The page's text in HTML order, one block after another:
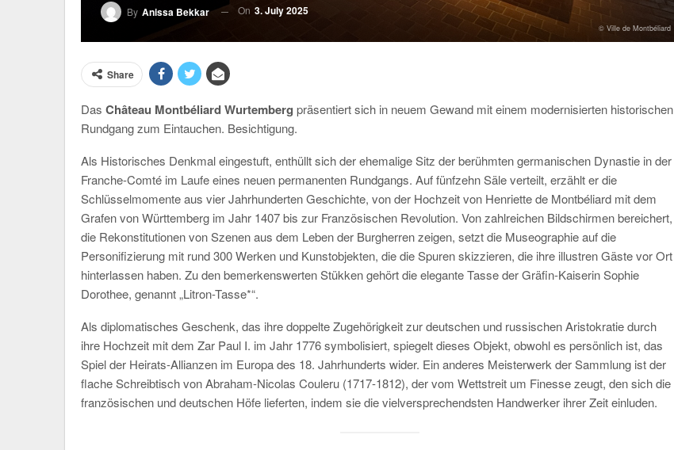
By Anissa Bekkar On 3. July 2025
© Ville de Montbéliard
Share
Das Château Montbéliard Wurtemberg präsentiert sich in neuem Gewand mit einem modernisierten historischen
Rundgang zum Eintauchen. Besichtigung.
Als Historisches Denkmal eingestuft, enthüllt sich der ehemalige Sitz der berühmten germanischen Dynastie in der
Franche-Comté im Laufe eines neuen permanenten Rundgangs. Auf fünfzehn Säle verteilt, erzählt er die
Schlüsselmomente aus vier Jahrhunderten Geschichte, von der Hochzeit von Henriette de Montbéliard mit dem
Grafen von Württemberg im Jahr 1407 bis zur Französischen Revolution. Von zahlreichen Bildschirmen bereichert,
die Rekonstitutionen von Szenen aus dem Leben der Burgherren zeigen, setzt die Museographie auf die
Personifizierung mit rund 300 Werken und Kunstobjekten, die die Spuren skizzieren, die ihre illustren Gäste vor Ort
hinterlassen haben. Zu den bemerkenswerten Stükken gehört die elegante Tasse der Gräfin-Kaiserin Sophie
Dorothee, genannt „Litron-Tasse*“.
Als diplomatisches Geschenk, das ihre doppelte Zugehörigkeit zur deutschen und russischen Aristokratie durch
ihre Hochzeit mit dem Zar Paul I. im Jahr 1776 symbolisiert, spiegelt dieses Objekt, obwohl es persönlich ist, das
Spiel der Heirats-Allianzen im Europa des 18. Jahrhunderts wider. Ein anderes Meisterwerk der Sammlung ist der
flache Schreibtisch von Abraham-Nicolas Couleru (1717-1812), der vom Wettstreit um Finesse zeugt, den sich die
französischen und deutschen Höfe lieferten, indem sie die vielversprechendsten Handwerker ihrer Zeit einluden.